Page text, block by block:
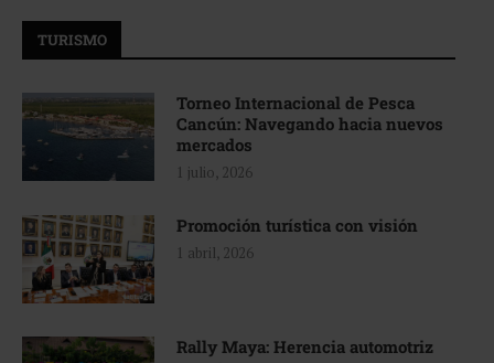
TURISMO
Torneo Internacional de Pesca
Cancún: Navegando hacia nuevos
mercados
1 julio, 2026
Promoción turística con visión
1 abril, 2026
Rally Maya: Herencia automotriz